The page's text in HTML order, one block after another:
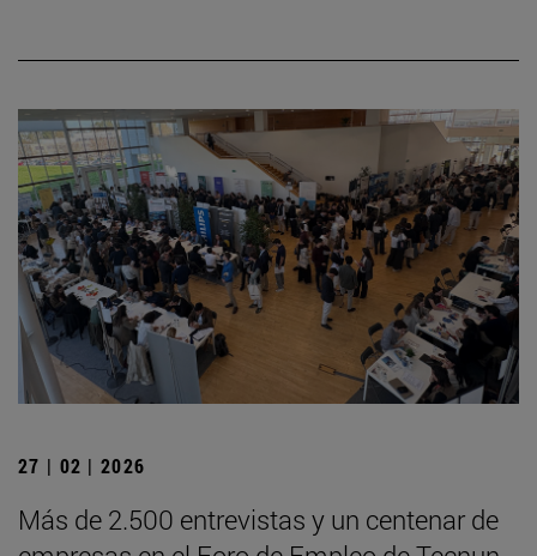
27 | 02 | 2026
Más de 2.500 entrevistas y un centenar de